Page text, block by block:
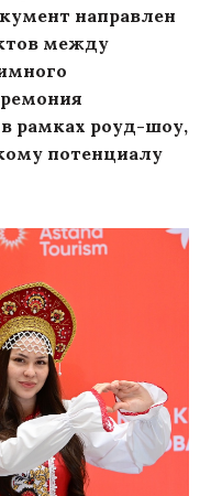
направлен
между
рамках роуд-шоу,
потенциалу